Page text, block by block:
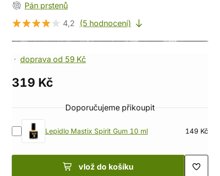
Pán prstenů
4,2
(5 hodnocení)
doprava od 59 Kč
319 Kč
Doporučujeme přikoupit
Lepidlo Mastix Spirit Gum 10 ml 149 Kč
vlož do košíku